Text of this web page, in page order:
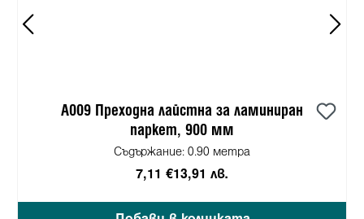
A009 Преходна лайстна за ламиниран
паркет, 900 мм
Съдържание: 0.90 метра
7,11 €13,91 лв.